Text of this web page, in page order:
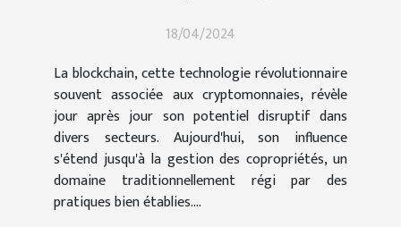
18/04/2024
La blockchain, cette technologie révolutionnaire
souvent associée aux cryptomonnaies, révèle
jour après jour son potentiel disruptif dans
divers secteurs. Aujourd'hui, son influence
s'étend jusqu'à la gestion des copropriétés, un
domaine traditionnellement régi par des
pratiques bien établies....